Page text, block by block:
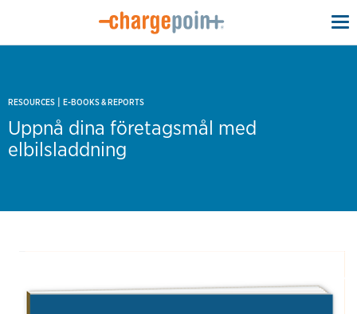
RESOURCES | E-BOOKS & REPORTS
Uppnå dina företagsmål med
elbilsladdning